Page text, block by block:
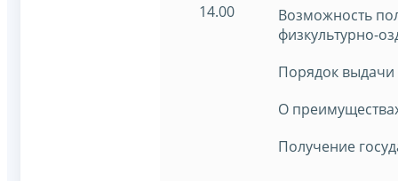
14.00
Возможность
физкультурно-
Порядок выдачи
О
Получение